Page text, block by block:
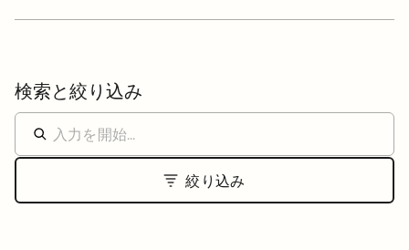
検索と絞り込み
絞り込み